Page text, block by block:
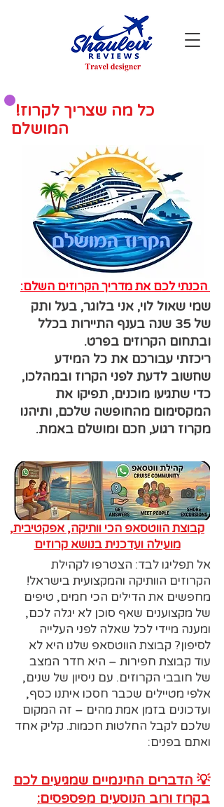
!כל מה שצריך לקרוז
המושלם
שמי שאול לוי, אני בלוגר, בעל ותק
של 35 שנה בענף התיירות בכלל
ובתחום הקרוזים בפרט.
ריכזתי עבורכם את כל המידע
שחשוב לדעת לפני הקרוז ובמהלכו,
כדי שתגיעו מוכנים, תפיקו את
המקסימום מהחופשה שלכם, ותיהנו
מקרוז רגוע, חכם ומושלם באמת.
קבוצת הווטסאפ הכי וותיקה, אפקטיבית,
מועילה ועדכנית בנושא קרוזים
אל תפליגו לבד: הצטרפו לקהילת
הקרוזים הוותיקה והמקצועית בישראל!
מחפשים את הדילים הכי חמים, טיפים
של מקצוענים שאף סוכן לא יגלה לכם,
ומענה מיידי לכל שאלה לפני העלייה
לסיפון? קבוצת הווטסאפ שלנו היא לא
עוד קבוצת חפירות – היא חדר המצב
של חובבי הקרוזים. עם ניסיון של שנים,
אלפי מטיילים שכבר חסכו איתנו כסף,
ועדכונים בזמן אמת מהים – זה המקום
שלכם לקבל החלטות חכמות. קליק אחד
ואתם בפנים:
💡 הדברים החינמיים שמגיעים לכם
בקרוז ורוב הנוסעים מפספסים: